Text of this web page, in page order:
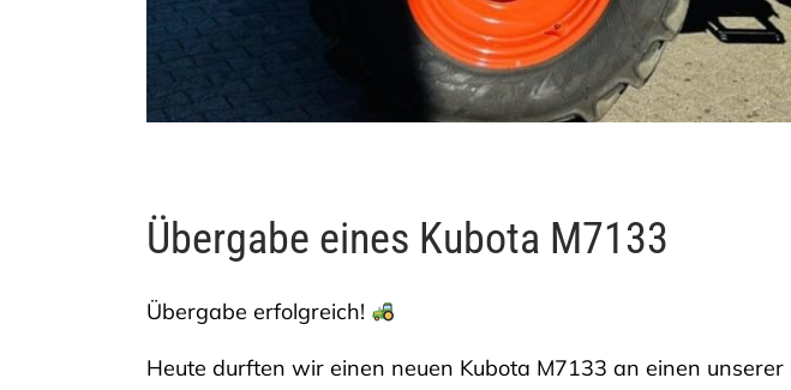
Übergabe eines Kubota M7133
Übergabe erfolgreich!
Heute durften wir einen neuen Kubota M7133 an einen